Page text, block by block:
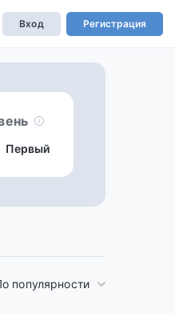
Вход Регистрация
Первый
популярности